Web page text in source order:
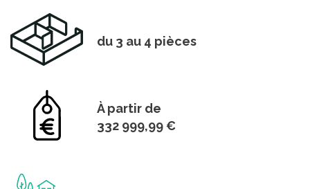
du 3 au 4 pièces
À partir de
332 999,99 €